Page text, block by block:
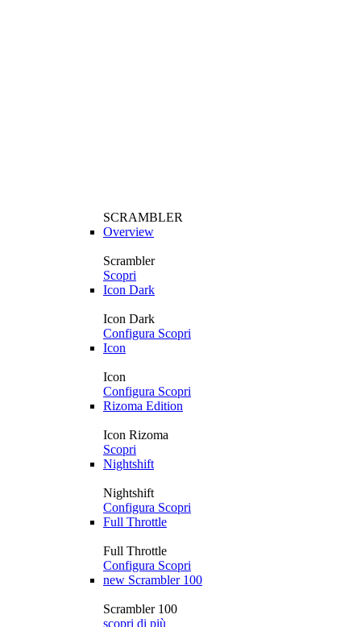
SCRAMBLER
Overview
Scrambler
Scopri
Icon Dark
Icon Dark
Configura Scopri
Icon
Icon
Configura Scopri
Rizoma Edition
Icon Rizoma
Scopri
Nightshift
Nightshift
Configura Scopri
Full Throttle
Full Throttle
Configura Scopri
new Scrambler 100
Scrambler 100
scopri di più